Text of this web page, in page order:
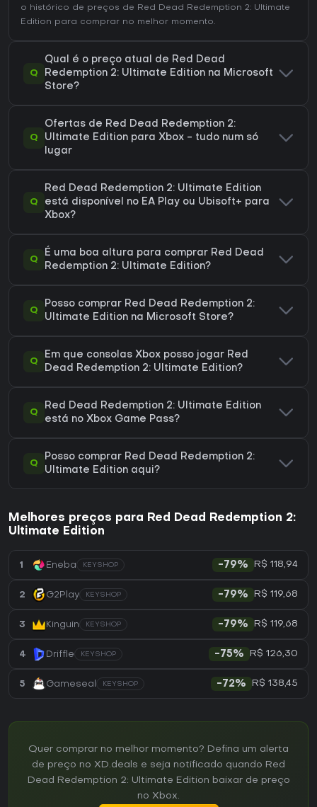
o histórico de preços de Red Dead Redemption 2: Ultimate
Edition para comprar no melhor momento.
Q
Qual é o preço atual de Red Dead
Redemption 2: Ultimate Edition na Microsoft
Store?
Q
Ofertas de Red Dead Redemption 2:
Ultimate Edition para Xbox - tudo num só
lugar
Q
Red Dead Redemption 2: Ultimate Edition
está disponível no EA Play ou Ubisoft+ para
Xbox?
Q
É uma boa altura para comprar Red Dead
Redemption 2: Ultimate Edition?
Q
Posso comprar Red Dead Redemption 2:
Ultimate Edition na Microsoft Store?
Q
Em que consolas Xbox posso jogar Red
Dead Redemption 2: Ultimate Edition?
Q
Red Dead Redemption 2: Ultimate Edition
está no Xbox Game Pass?
Q
Posso comprar Red Dead Redemption 2:
Ultimate Edition aqui?
Melhores preços para Red Dead Redemption 2:
Ultimate Edition
1 Eneba KEYSHOP -79% R$ 118,94
2 G2Play KEYSHOP -79% R$ 119,68
3 Kinguin KEYSHOP -79% R$ 119,68
4 Driffle KEYSHOP -75% R$ 126,30
5 Gameseal KEYSHOP -72% R$ 138,45
Quer comprar no melhor momento? Defina um alerta
de preço no XD.deals e seja notificado quando Red
Dead Redemption 2: Ultimate Edition baixar de preço
no Xbox.